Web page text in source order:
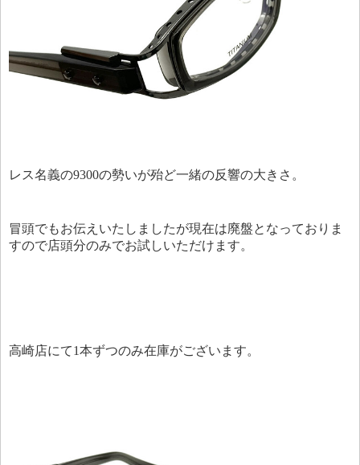
レス名義の9300の勢いが殆ど一緒の反響の大きさ。
冒頭でもお伝えいたしましたが現在は廃盤となっておりま
すので店頭分のみでお試しいただけます。
高崎店にて1本ずつのみ在庫がございます。